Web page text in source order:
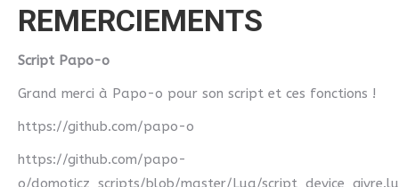
REMERCIEMENTS
Script Papo-o
Grand merci à Papo-o pour son script et ces fonctions !
https://github.com/papo-o
https://github.com/papo-
o/domoticz_scripts/blob/master/Lua/